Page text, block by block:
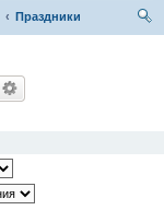
Праздники